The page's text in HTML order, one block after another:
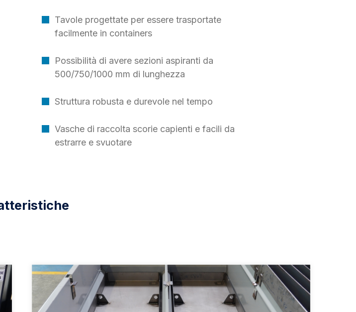
Tavole progettate per essere trasportate
facilmente in containers
Possibilità di avere sezioni aspiranti da
500/750/1000 mm di lunghezza
Struttura robusta e durevole nel tempo
Vasche di raccolta scorie capienti e facili da
estrarre e svuotare